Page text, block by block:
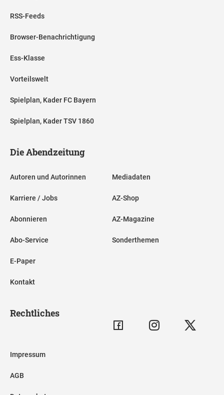
RSS-Feeds
Browser-Benachrichtigung
Ess-Klasse
Vorteilswelt
Spielplan, Kader FC Bayern
Spielplan, Kader TSV 1860
Die Abendzeitung
Autoren und Autorinnen
Karriere / Jobs
Abonnieren
Abo-Service
E-Paper
Kontakt
Mediadaten
AZ-Shop
AZ-Magazine
Sonderthemen
Rechtliches
Impressum
AGB